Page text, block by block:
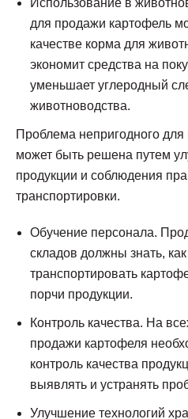
Использование в
для продажи картофель
качестве корма для
экономит средства на
уменьшает углеродный
животноводства.
Проблема непригодного
может быть решена путем
продукции и соблюдения
транспортировки.
Обучение персонала.
складов должны знать,
транспортировать
порчи продукции.
Контроль качества. На
продажи картофеля
контроль качества
выявлять и устранять
Улучшение технологий